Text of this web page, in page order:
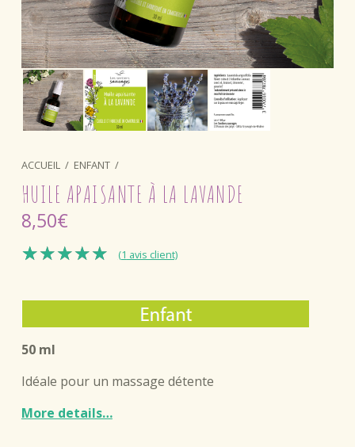
ACCUEIL / ENFANT /
HUILE APAISANTE À LA LAVANDE
8,50€
sur 5
notation
client
(1 avis client)
50 ml
Idéale pour un massage détente
More details…